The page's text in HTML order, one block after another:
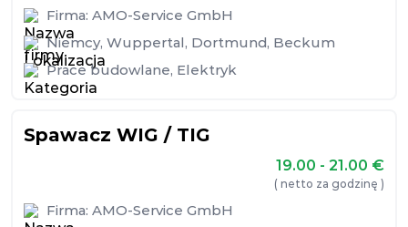
Firma: AMO-Service GmbH
Niemcy, Wuppertal, Dortmund, Beckum
Prace budowlane, Elektryk
Spawacz WIG / TIG
19.00 - 21.00 €
( netto za godzinę )
Firma: AMO-Service GmbH